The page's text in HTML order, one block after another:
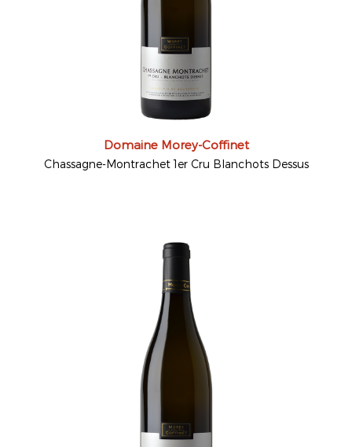
Domaine Morey-Coffinet
Chassagne-Montrachet 1er Cru Blanchots Dessus